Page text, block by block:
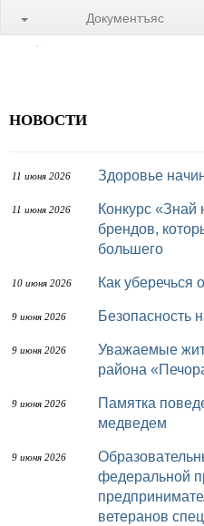
Документъяс
НОВОСТИ
11 июня 2026 Здоровье
11 июня 2026
Конкурс «Знай наших» — конкурс для
брендов,
большего
10 июня 2026 Как
9 июня 2026
9 июня 2026
Уважаемые жители и гости муниципального
района
9 июня 2026
Памятка поведения при встрече с
медведем
9 июня 2026
Образовательный интенсив в рамках
федеральной
ветеранов